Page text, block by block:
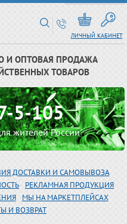
ЛИЧНЫЙ КАБИНЕТ
И ОПТОВАЯ ПРОДАЖА
ТОВАРОВ
5-105
жителей России
ДОСТАВКИ И САМОВЫВОЗА
РЕКЛАМНАЯ ПРОДУКЦИЯ
МЫ НА МАРКЕТПЛЕЙСАХ
И ВОЗВРАТ